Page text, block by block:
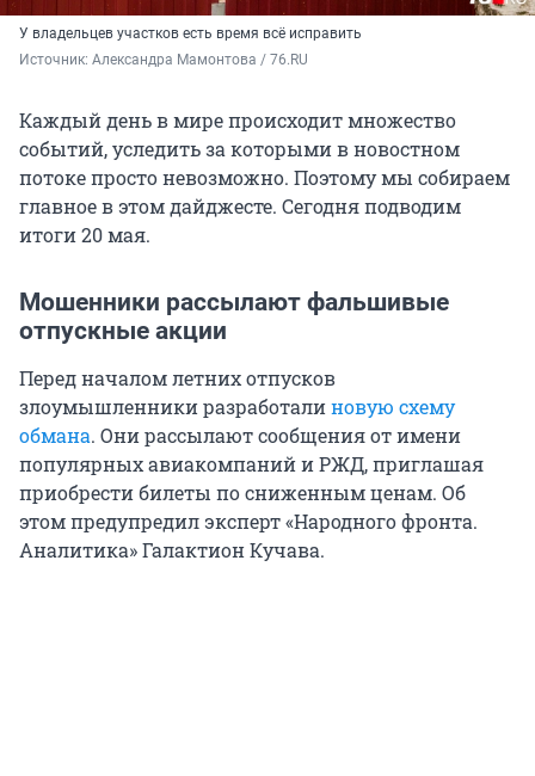
У владельцев участков есть время всё исправить
Источник: Александра Мамонтова / 76.RU
Каждый день в мире происходит множество
событий, уследить за которыми в новостном
потоке просто невозможно. Поэтому мы собираем
главное в этом дайджесте. Сегодня подводим
итоги 20 мая.
Мошенники рассылают фальшивые
отпускные акции
Перед началом летних отпусков
злоумышленники разработалиновую схему
обмана. Они рассылают сообщения от имени
популярных авиакомпаний и РЖД, приглашая
приобрести билеты по сниженным ценам. Об
этом предупредил эксперт «Народного фронта.
Аналитика» Галактион Кучава.